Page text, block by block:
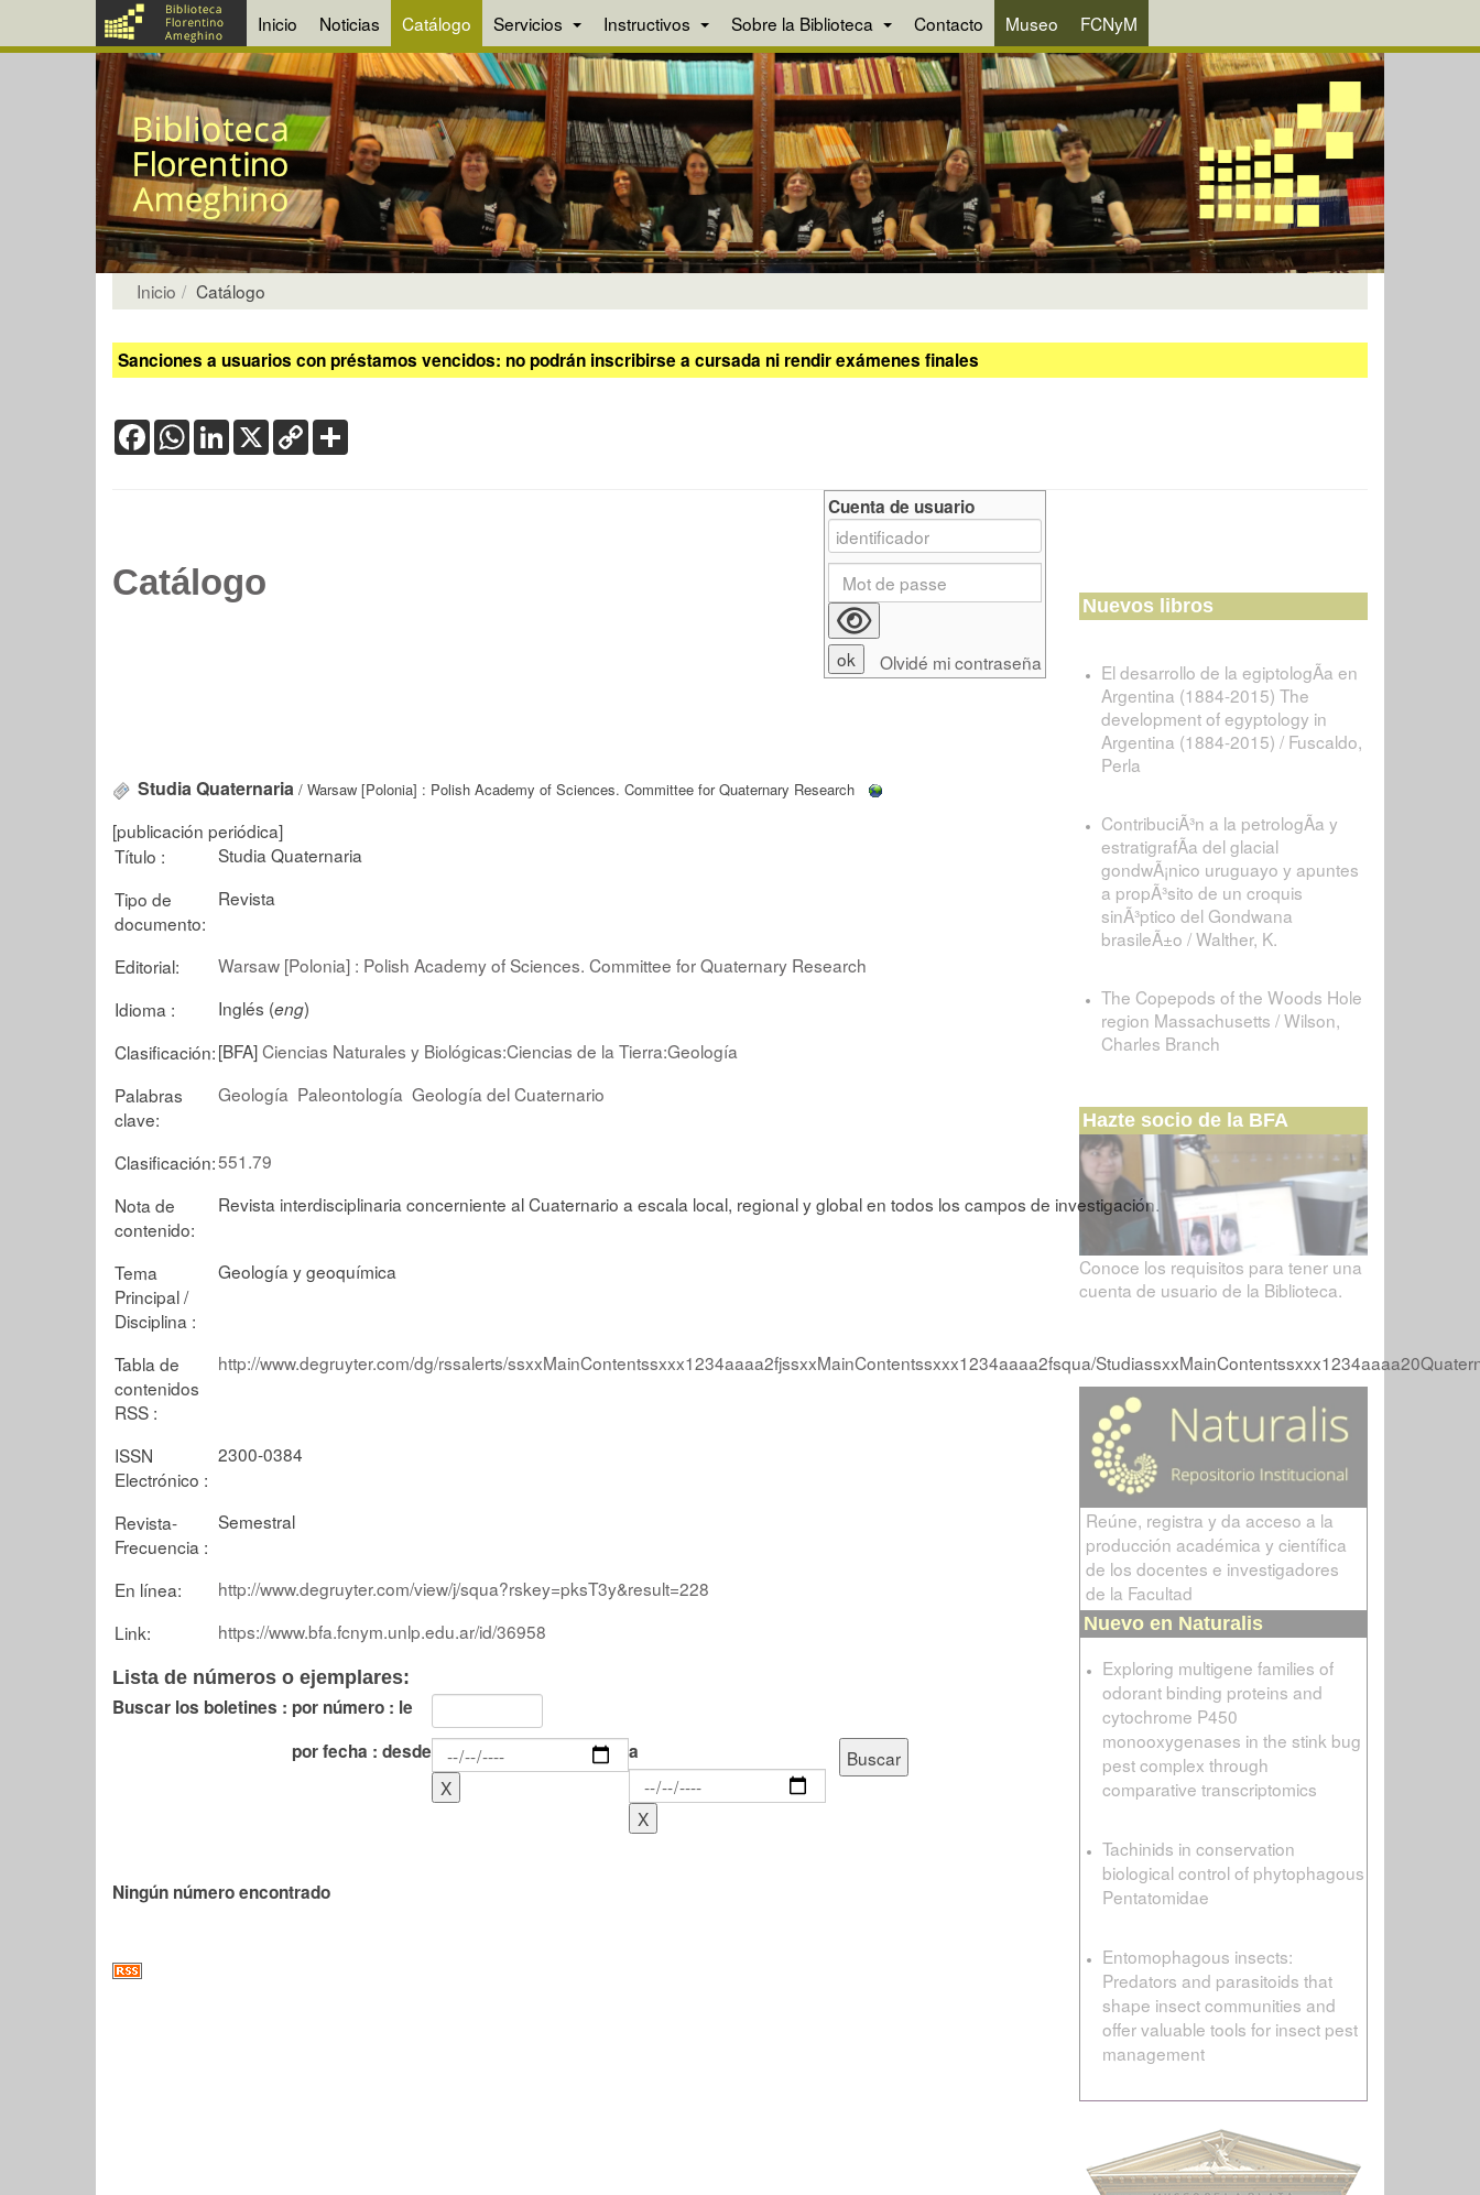
Inicio Noticias Catálogo Servicios Instructivos Sobre la Biblioteca Contacto Museo FCNyM
Inicio Catálogo
Sanciones a usuarios con préstamos vencidos: no podrán inscribirse a cursada ni rendir exámenes finales
FacebookWhatsApp
LinkedIn
X Copy
Link
Catálogo
Studia Quaternaria / Warsaw [Polonia] : Polish Academy of Sciences. Committee for Quaternary Research
[publicación periódica]
Título :
Studia Quaternaria
Tipo de
documento:
Revista
Editorial:
Warsaw [Polonia] : Polish Academy of Sciences. Committee for Quaternary Research
Idioma :
Inglés (eng)
Clasificación:[BFA]Ciencias Naturales y Biológicas:Ciencias de la Tierra:Geología
Palabras
clave:
Geología Paleontología Geología del Cuaternario
Clasificación:551.79
Nota de
contenido:
Revista interdisciplinaria concerniente al Cuaternario a escala local, regional y global en todos los campos de investigación.
Tema
Principal /
Disciplina :
Geología y geoquímica
Tabla de
contenidos
RSS :
http://www.degruyter.com/dg/rssalerts/ssxxMainContentssxxx1234aaaa2fjssxxMainContentssxxx1234aaaa2fsqua/
ISSN
Electrónico :
2300-0384
Revista-
Frecuencia :
Semestral
En línea:
http://www.degruyter.com/view/j/squa?rskey=pksT3y&result=228
Link:
https://www.bfa.fcnym.unlp.edu.ar/id/36958
Lista de números o ejemplares:
Buscar los boletines : por número : le
por fecha : desde
a
Ningún número encontrado
Cuenta de usuario
Olvidé mi contraseña
Nuevos libros
El desarrollo de la egiptologÃ­a en
Argentina (1884-2015) The
development of egyptology in
Argentina (1884-2015) / Fuscaldo,
Perla
ContribuciÃ³n a la petrologÃ­a y
estratigrafÃ­a del glacial
gondwÃ¡nico uruguayo y apuntes
a propÃ³sito de un croquis
sinÃ³ptico del Gondwana
brasileÃ±o / Walther, K.
The Copepods of the Woods Hole
region Massachusetts / Wilson,
Charles Branch
Hazte socio de la BFA
Conoce los requisitos para tener una
cuenta de usuario de la Biblioteca.
Reúne, registra y da acceso a la
producción académica y científica
de los docentes e investigadores
de la Facultad
Nuevo en Naturalis
Exploring multigene families of
odorant binding proteins and
cytochrome P450
monooxygenases in the stink bug
pest complex through
comparative transcriptomics
Tachinids in conservation
biological control of phytophagous
Pentatomidae
Entomophagous insects:
Predators and parasitoids that
shape insect communities and
offer valuable tools for insect pest
management